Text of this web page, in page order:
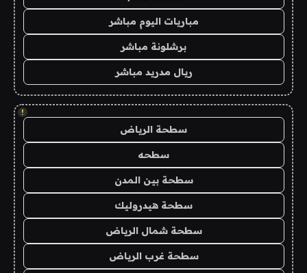
مباريات اليوم مباشر
برشلونة مباشر
ريال مدريد مباشر
!
سطحة الرياض
سطحه
سطحة بين المدن
سطحة هيدروليك
سطحة شمال الرياض
سطحة غرب الرياض